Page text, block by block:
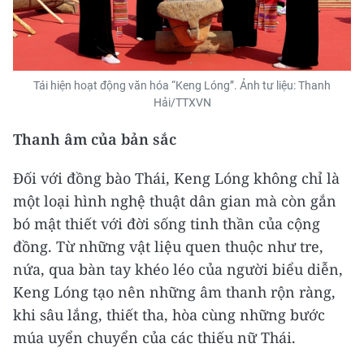
Tái hiện hoạt động văn hóa “Keng Lóng”. Ảnh tư liệu: Thanh
Hải/TTXVN
Thanh âm của bản sắc
Đối với đồng bào Thái, Keng Lóng không chỉ là
một loại hình nghệ thuật dân gian mà còn gắn
bó mật thiết với đời sống tinh thần của cộng
đồng. Từ những vật liệu quen thuộc như tre,
nứa, qua bàn tay khéo léo của người biểu diễn,
Keng Lóng tạo nên những âm thanh rộn ràng,
khi sâu lắng, thiết tha, hòa cùng những bước
múa uyển chuyển của các thiếu nữ Thái.